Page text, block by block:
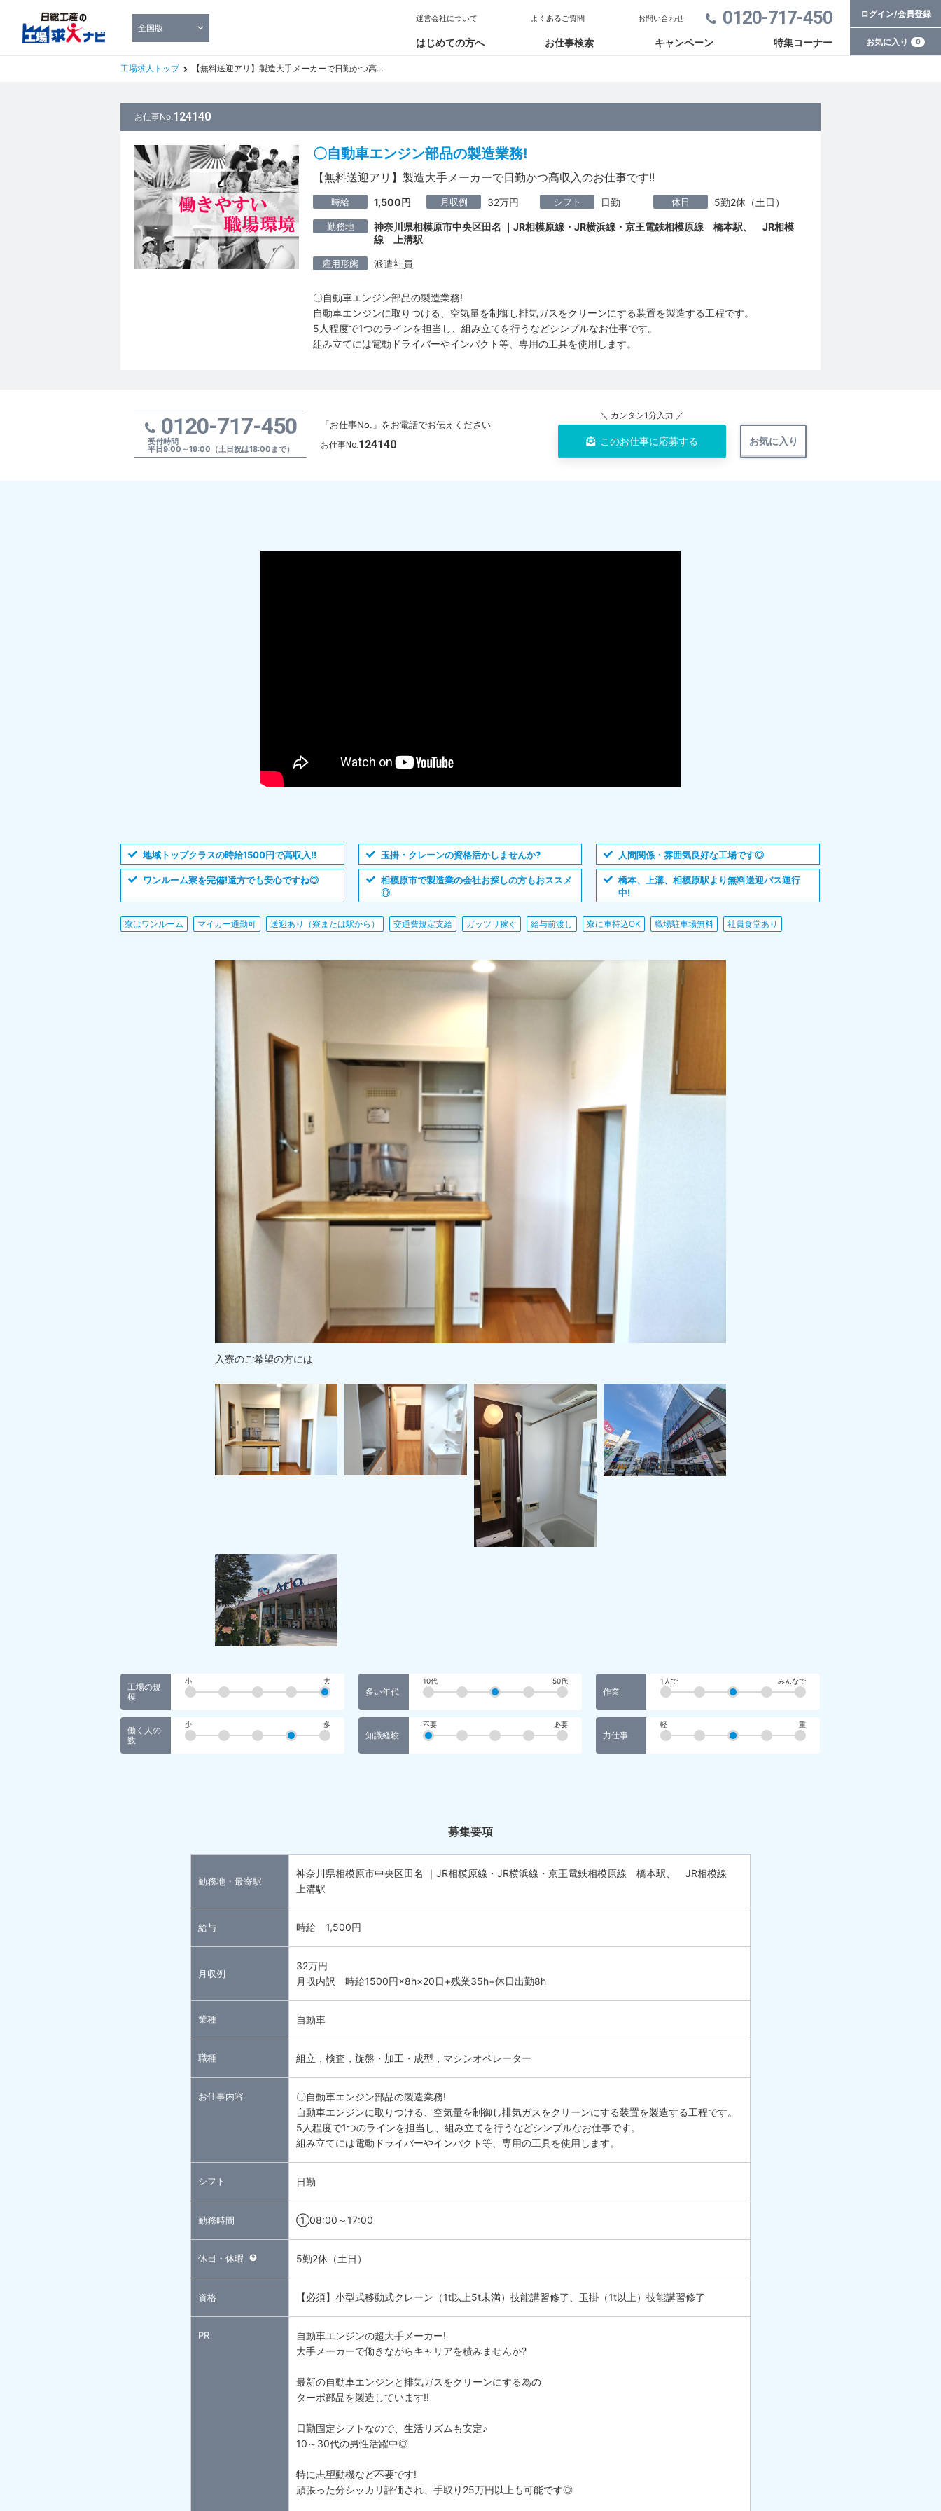
全国版 0120-717-450
はじめての方へ お仕事検索 キャンペーン 特集コーナー
運営会社について よくあるご質問 お問い合わせ ログイン/会員登録
お気に入り 0
工場求人トップ 【無料送迎アリ】製造大手メーカーで日勤かつ高収入のお仕事です!!
お仕事No.124140
〇自動車エンジン部品の製造業務!
【無料送迎アリ】製造大手メーカーで日勤かつ高収入のお仕事です!!
時給 1,500円 月収例 32万円 シフト 日勤 休日 5勤2休（土日）
勤務地
神奈川県相模原市中央区田名 ｜JR相模原線・JR横浜線・京王電鉄相模原線 橋本駅、 JR相模
線 上溝駅
雇用形態 派遣社員
〇自動車エンジン部品の製造業務!
自動車エンジンに取りつける、空気量を制御し排気ガスをクリーンにする装置を製造する工程です。
5人程度で1つのラインを担当し、組み立てを行うなどシンプルなお仕事です。
組み立てには電動ドライバーやインパクト等、専用の工具を使用します。
0120-717-450
受付時間
平日9:00～19:00（土日祝は18:00まで）
「お仕事No.」をお電話でお伝えください
お仕事No. 124140
＼ カンタン1分入力 ／
このお仕事に応募する お気に入り
地域トップクラスの時給1500円で高収入!! 玉掛・クレーンの資格活かしませんか? 人間関係・雰囲気良好な工場です◎
ワンルーム寮を完備!遠方でも安心ですね◎
相模原市で製造業の会社お探しの方もおススメ
◎
橋本、上溝、相模原駅より無料送迎バス運行
中!
寮はワンルーム マイカー通勤可 送迎あり（寮または駅から） 交通費規定支給 ガッツリ稼ぐ 給与前渡し 寮に車持込OK 職場駐車場無料 社員食堂あり
入寮のご希望の方には
工場の規
模
小 大
多い年代
10代 50代
作業
1人で みんなで
働く人の
数
少 多
知識経験
不要 必要
力仕事
軽 重
募集要項
勤務地・最寄駅
神奈川県相模原市中央区田名 ｜JR相模原線・JR横浜線・京王電鉄相模原線 橋本駅、 JR相模線
上溝駅
給与 時給 1,500円
月収例
32万円
月収内訳 時給1500円×8h×20日+残業35h+休日出勤8h
業種 自動車
職種 組立，検査，旋盤・加工・成型，マシンオペレーター
お仕事内容
〇自動車エンジン部品の製造業務!
自動車エンジンに取りつける、空気量を制御し排気ガスをクリーンにする装置を製造する工程です。
5人程度で1つのラインを担当し、組み立てを行うなどシンプルなお仕事です。
組み立てには電動ドライバーやインパクト等、専用の工具を使用します。
シフト 日勤
勤務時間 ①08:00～17:00
休日・休暇 5勤2休（土日）
資格 【必須】小型式移動式クレーン（1t以上5t未満）技能講習修了、玉掛（1t以上）技能講習修了
PR
自動車エンジンの超大手メーカー!
大手メーカーで働きながらキャリアを積みませんか?
最新の自動車エンジンと排気ガスをクリーンにする為の
ターボ部品を製造しています!!
日勤固定シフトなので、生活リズムも安定♪
10～30代の男性活躍中◎
特に志望動機など不要です!
頑張った分シッカリ評価され、手取り25万円以上も可能です◎